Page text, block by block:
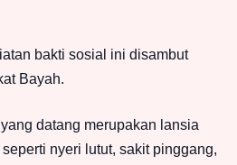
bakti sosial ini disambut
Bayah.
datang merupakan lansia
nyeri lutut, sakit pinggang,